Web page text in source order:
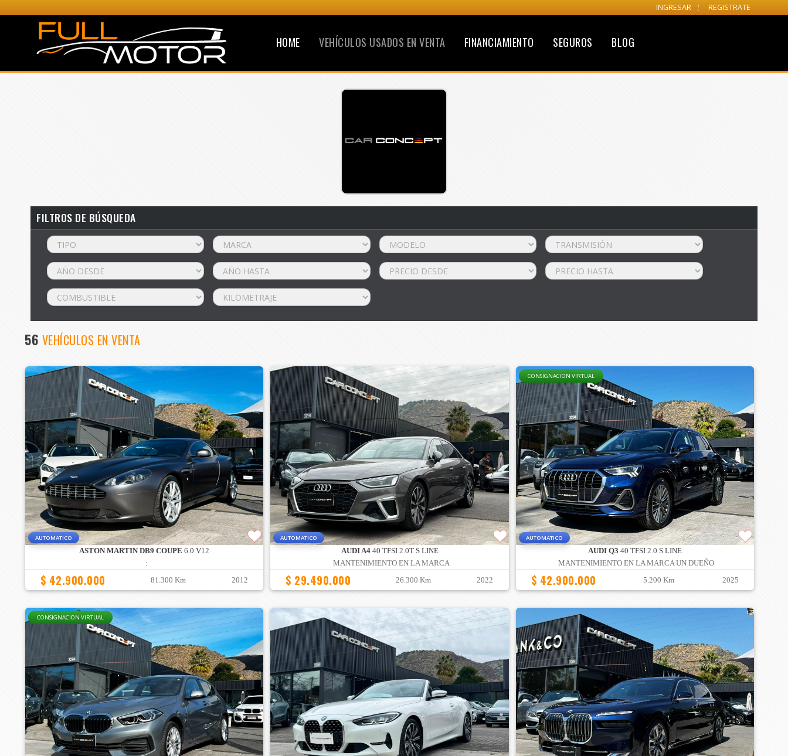
INGRESAR REGISTRATE
HOME VEHÍCULOS USADOS EN VENTA FINANCIAMIENTO SEGUROS BLOG
FILTROS DE BÚSQUEDA
56 VEHÍCULOS EN VENTA
AUTOMATICO
ASTON MARTIN DB9 COUPE 6.0 V12
:
$ 42.900.000 81.300 Km 2012
AUTOMATICO
AUDI A440 TFSI 2.0T S LINE
MANTENIMIENTO EN LA MARCA
$ 29.490.000 26.300 Km 2022
CONSIGNACION VIRTUAL
AUTOMATICO
AUDI Q3 40 TFSI 2.0 S LINE
MANTENIMIENTO EN LA MARCA UN DUEÑO
$ 42.900.000 5.200 Km 2025
CONSIGNACION VIRTUAL